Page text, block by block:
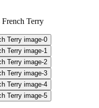
French Terry